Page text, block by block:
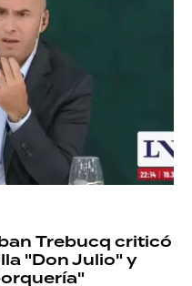
Trebucq criticó
"Don Julio" y